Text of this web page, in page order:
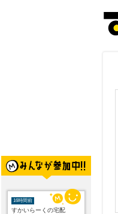
16時間前
すかいらーくの宅配